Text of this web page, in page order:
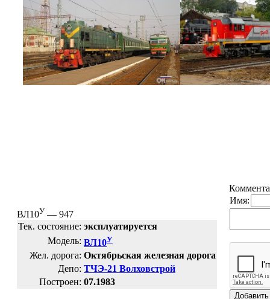
ВЛ10У — 947
Тек. состояние: эксплуатируется
Модель: ВЛ10У
Жел. дорога: Октябрьская железная дорога
Депо: ТЧЭ-21 Волховстрой
Построен: 07.1983
Имя: